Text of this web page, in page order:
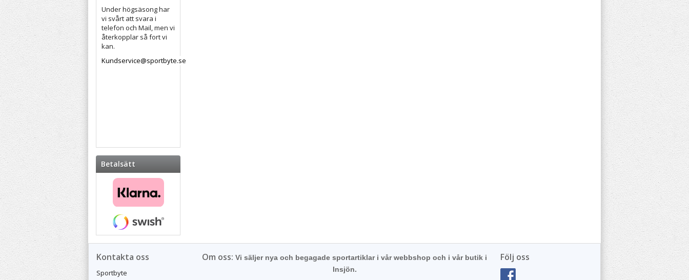
Under högsäsong har
vi svårt att svara i
telefon och Mail, men vi
återkopplar så fort vi
kan.
Kundservice@sportbyte.se
Betalsätt
Kontakta oss
Sportbyte
Följ oss
Om oss: Vi säljer nya och begagade sportartiklar i vår webbshop och i vår butik i
Insjön.